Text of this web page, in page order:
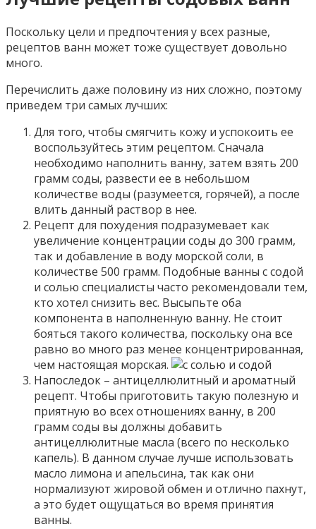
Поскольку цели и предпочтения у всех разные,
рецептов ванн может тоже существует довольно
много.
Перечислить даже половину из них сложно, поэтому
приведем три самых лучших:
Для того, чтобы смягчить кожу и успокоить ее
воспользуйтесь этим рецептом. Сначала
необходимо наполнить ванну, затем взять 200
грамм соды, развести ее в небольшом
количестве воды (разумеется, горячей), а после
влить данный раствор в нее.
Рецепт для похудения подразумевает как
увеличение концентрации соды до 300 грамм,
так и добавление в воду морской соли, в
количестве 500 грамм. Подобные ванны с содой
и солью специалисты часто рекомендовали тем,
кто хотел снизить вес. Высыпьте оба
компонента в наполненную ванну. Не стоит
бояться такого количества, поскольку она все
равно во много раз менее концентрированная,
чем настоящая морская.
Напоследок – антицеллюлитный и ароматный
рецепт. Чтобы приготовить такую полезную и
приятную во всех отношениях ванну, в 200
грамм соды вы должны добавить
антицеллюлитные масла (всего по несколько
капель). В данном случае лучше использовать
масло лимона и апельсина, так как они
нормализуют жировой обмен и отлично пахнут,
а это будет ощущаться во время принятия
ванны.